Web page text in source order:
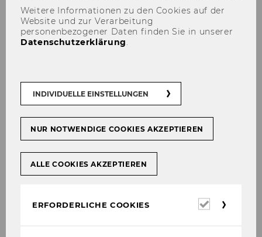
(SL-ID); the lat­ter are un­i­que­ly as­si­gned to one
plant.
In­st­ruc­tions
Weitere Informationen zu den Cookies auf der
Website und zur Verarbeitung
personenbezogener Daten finden Sie in unserer
Datenschutzerklärung
INDIVIDUELLE EINSTELLUNGEN
NUR NOTWENDIGE COOKIES AKZEPTIEREN
ALLE COOKIES AKZEPTIEREN
ERFORDERLICHE COOKIES